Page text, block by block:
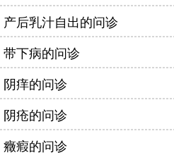
产后乳汁自出的问诊
带下病的问诊
阴痒的问诊
阴疮的问诊
癥瘕的问诊